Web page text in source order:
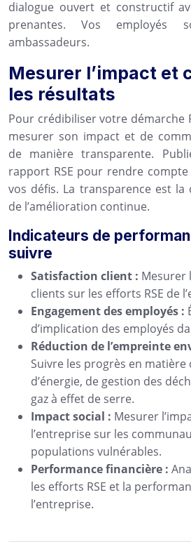
dialogue ouvert et constructif
prenantes. Vos employés
ambassadeurs.
Mesurer l’impact et
les résultats
Pour crédibiliser votre démarche
mesurer son impact et de
de manière transparente.
rapport RSE pour rendre
vos défis. La transparence est
de l’amélioration continue.
Indicateurs de
suivre
Satisfaction client : Mesurer
clients sur les efforts RSE de
Engagement des employés :
d’implication des employés
Réduction de l’empreinte
Suivre les progrès en
d’énergie, de gestion des
gaz à effet de serre.
Impact social : Mesurer
l’entreprise sur les
populations vulnérables.
Performance financière :
les efforts RSE et la
l’entreprise.